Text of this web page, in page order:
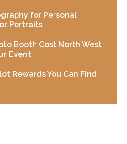
for Personal
Portraits
Booth Cost North West
Event
Rewards You Can Find